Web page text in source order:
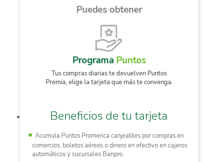
Puedes obtener
Programa Puntos
Tus compras diarias te devuelven Puntos
Premia, elige la tarjeta que más te convenga.
Beneficios de tu tarjeta
Acumula Puntos Promerica canjeables por compras en
comercios, boletos aéreos o dinero en efectivo en cajeros
automáticos y sucursales Banpro.